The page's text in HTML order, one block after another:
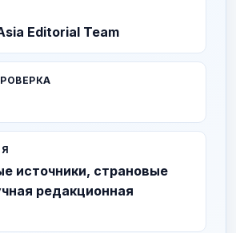
Editorial Team
источники, страновые
редакционная